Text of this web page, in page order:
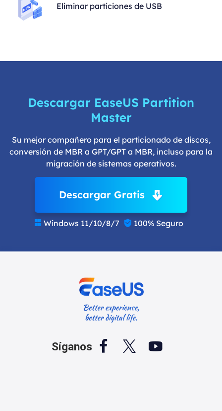
Eliminar particiones de USB
Descargar EaseUS Partition
Master
Su mejor compañero para el particionado de discos,
conversión de MBR a GPT/GPT a MBR, incluso para la
migración de sistemas operativos.
Descargar Gratis
 Windows 11/10/8/7  100% Seguro
Síganos   